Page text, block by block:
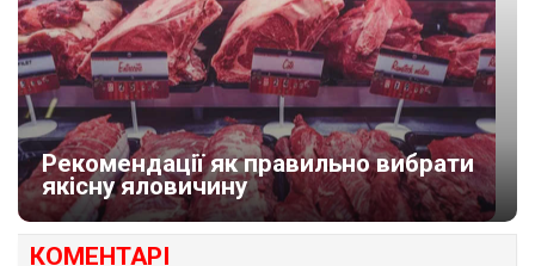
Рекомендації як правильно вибрати
якісну яловичину
КОМЕНТАРІ